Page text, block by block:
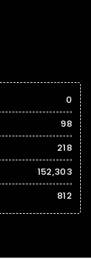
0
98
218
152,303
812